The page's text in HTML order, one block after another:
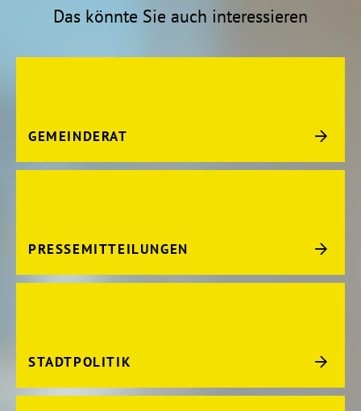
Das könnte Sie auch interessieren
GEMEINDERAT
PRESSEMITTEILUNGEN
STADTPOLITIK